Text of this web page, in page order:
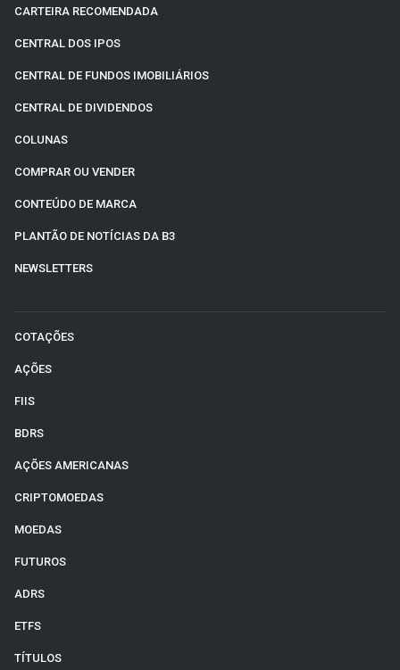
CARTEIRA RECOMENDADA
CENTRAL DOS IPOS
CENTRAL DE FUNDOS IMOBILIÁRIOS
CENTRAL DE DIVIDENDOS
COLUNAS
COMPRAR OU VENDER
CONTEÚDO DE MARCA
PLANTÃO DE NOTÍCIAS DA B3
NEWSLETTERS
COTAÇÕES
AÇÕES
FIIS
BDRS
AÇÕES AMERICANAS
CRIPTOMOEDAS
MOEDAS
FUTUROS
ADRS
ETFS
TÍTULOS